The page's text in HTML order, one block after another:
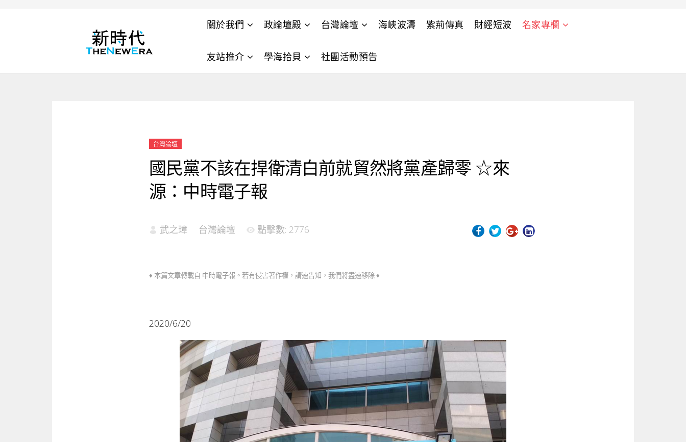
關於我們 政論壇殿 台灣論壇 海峽波濤 紫荊傳真 財經短波 名家專欄
友站推介 學海拾貝 社團活動預告
台灣論壇
國民黨不該在捍衛清白前就貿然將黨產歸零 ☆來
源：中時電子報
武之璋 台灣論壇 點擊數: 2776
♦ 本篇文章轉載自 中時電子報。若有侵害著作權，請速告知，我們將盡速移除 ♦
2020/6/20